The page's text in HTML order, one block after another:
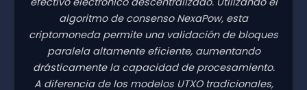
algoritmo de consenso NexaPow, esta
criptomoneda permite una validación de bloques
paralela altamente eficiente, aumentando
drásticamente la capacidad de procesamiento.
A diferencia de los modelos UTXO tradicionales,